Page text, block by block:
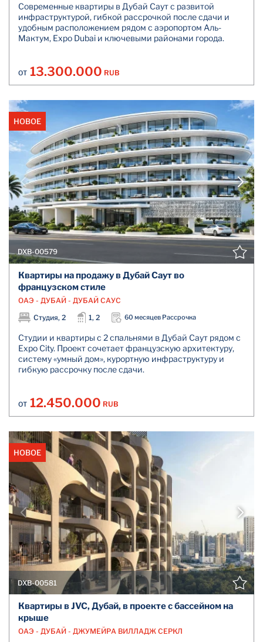
Современные квартиры в Дубай Саут с развитой
инфраструктурой, гибкой рассрочкой после сдачи и
удобным расположением рядом с аэропортом Аль-
Мактум, Expo Dubai и ключевыми районами города.
ОТ 13.300.000 RUB
НОВОЕ
DXB-00579
Квартиры на продажу в Дубай Саут во
французском стиле
ОАЭ - ДУБАЙ - ДУБАЙ САУС
Студия, 2
1, 2 60 месяцев Рассрочка
Студии и квартиры с 2 спальнями в Дубай Саут рядом с
Expo City. Проект сочетает французскую архитектуру,
систему «умный дом», курортную инфраструктуру и
гибкую рассрочку после сдачи.
ОТ 12.450.000 RUB
НОВОЕ
DXB-00581
Квартиры в JVC, Дубай, в проекте с бассейном на
крыше
ОАЭ - ДУБАЙ - ДЖУМЕЙРА ВИЛЛАДЖ СЕРКЛ